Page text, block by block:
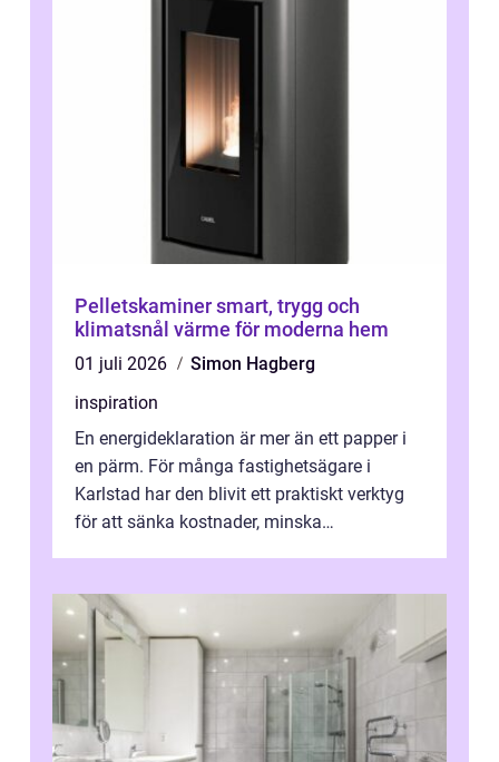
Pelletskaminer smart, trygg och
klimatsnål värme för moderna hem
01 juli 2026
Simon Hagberg
inspiration
En energideklaration är mer än ett papper i
en pärm. För många fastighetsägare i
Karlstad har den blivit ett praktiskt verktyg
för att sänka kostnader, minska